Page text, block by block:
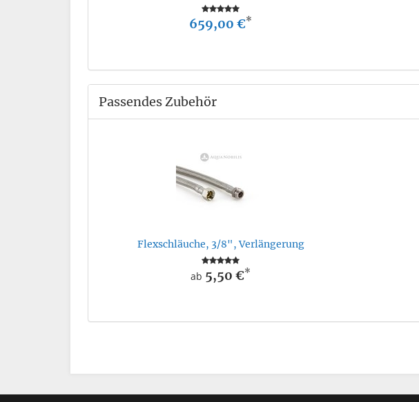
659,00 €*
Passendes Zubehör
Flexschläuche, 3/8", Verlängerung
ab 5,50 €*